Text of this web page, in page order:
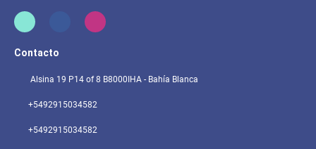
Contacto
Alsina 19 P14 of 8 B8000IHA - Bahía Blanca
+5492915034582
+5492915034582